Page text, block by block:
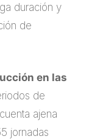
duración y
de
en las
de
ajena
jornadas